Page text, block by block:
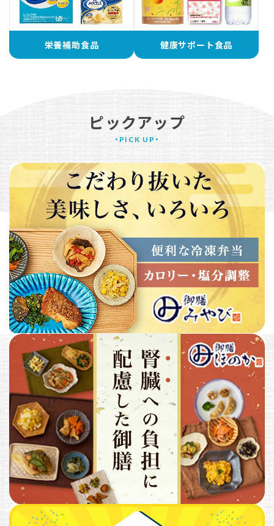
栄養補助食品 健康サポート食品
ピックアップ